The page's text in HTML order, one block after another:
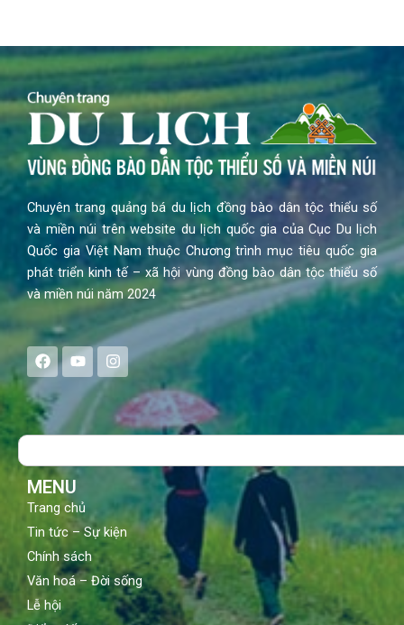
Chuyên trang quảng bá du lịch đồng bào dân tộc thiểu số
và miền núi trên website du lịch quốc gia của Cục Du lịch
Quốc gia Việt Nam thuộc Chương trình mục tiêu quốc gia
phát triển kinh tế – xã hội vùng đồng bào dân tộc thiểu số
và miền núi năm 2024
F
a
c
e
b
o
Y
o
u
t
u
b
I
n
s
a
g
Search
MENU
Trang chủ
Tin tức – Sự kiện
Chính sách
Văn hoá – Đời sống
Lễ hội